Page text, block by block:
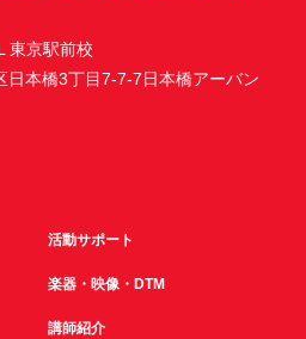
東京駅前校
日本橋3丁目7-7-7日本橋アーバン
活動サポート
楽器・映像・DTM
講師紹介